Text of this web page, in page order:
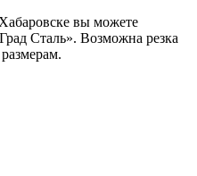
вы можете
Сталь». Возможна резка